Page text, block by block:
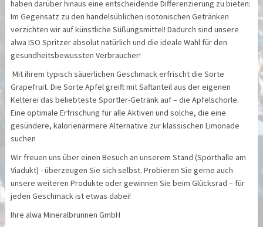
haben darüber hinaus eine entscheidende Differenzierung zu bieten:
Im Gegensatz zu den handelsüblichen isotonischen Getränken
verzichten wir auf künstliche Süßungsmittel! Dadurch sind unsere
alwa ISO Spritzer absolut natürlich und die ideale Wahl für den
gesundheitsbewussten Verbraucher!
Mit ihrem typisch säuerlichen Geschmack erfrischt die Sorte
Grapefruit. Die Sorte Apfel greift mit Saftanteil aus der eigenen
Kelterei das beliebteste Sportler-Getränk auf – die Apfelschorle.
Eine optimale Erfrischung für alle Aktiven und solche, die eine
gesündere, kalorienärmere Alternative zur klassischen Limonade
suchen
Wir freuen uns über einen Besuch an unserem Stand (Sporthalle am
Viadukt) - überzeugen Sie sich selbst. Probieren Sie gerne auch
unsere weiteren Produkte oder gewinnen Sie beim Glücksrad – für
jeden Geschmack ist etwas dabei!
Ihre alwa Mineralbrunnen GmbH